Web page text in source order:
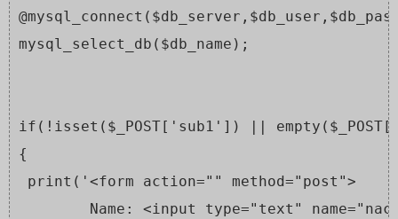
mysql_select_db($db_name);
if(!isset($_POST['sub1']) ||
{
print('<form action="" method="post">
Name: <input type="text"